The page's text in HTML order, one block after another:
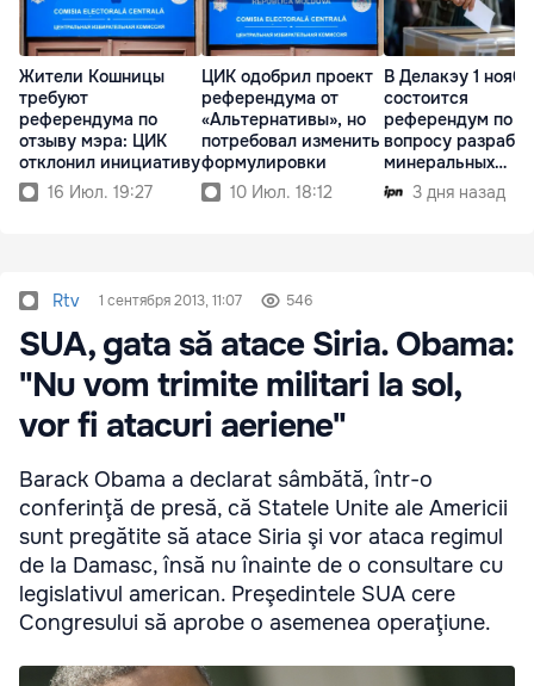
Жители Кошницы
требуют
референдума по
отзыву мэра: ЦИК
отклонил инициативу
16 Июл. 19:27
ЦИК одобрил проект
референдума от
«Альтернативы», но
потребовал изменить
формулировки
10 Июл. 18:12
В Делакэу 1
состоится
референдум по
вопросу
минеральных
ресурсов
3 дня назад
Rtv 1 сентября 2013, 11:07 546
SUA, gata să atace Siria. Obama:
"Nu vom trimite militari la sol,
vor fi atacuri aeriene"
Barack Obama a declarat sâmbătă, într-o
conferinţă de presă, că Statele Unite ale Americii
sunt pregătite să atace Siria şi vor ataca regimul
de la Damasc, însă nu înainte de o consultare cu
legislativul american. Preşedintele SUA cere
Congresului să aprobe o asemenea operaţiune.